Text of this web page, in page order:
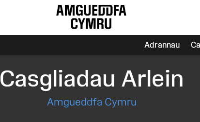
Adrannau
Casgliadau Arlein
Amgueddfa Cymru